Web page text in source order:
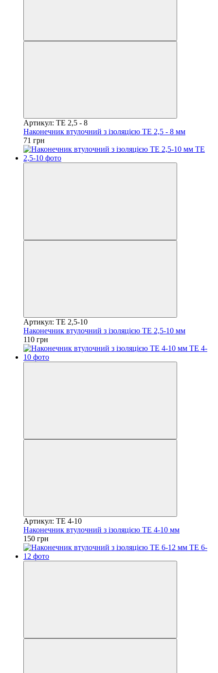
Артикул: TE 2,5 - 8
Наконечник втулочний з ізоляцією TE 2,5 - 8 мм
71 грн
Артикул: TE 2,5-10
Наконечник втулочний з ізоляцією TE 2,5-10 мм
110 грн
Артикул: TE 4-10
Наконечник втулочний з ізоляцією TE 4-10 мм
150 грн